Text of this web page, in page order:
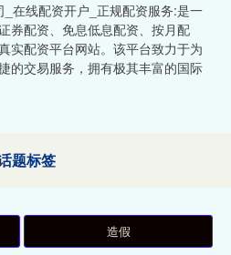
在线配资开户_正规配资服务:是一
券配资、免息低息配资、按月配
实配资平台网站。该平台致力于为
的交易服务，拥有极其丰富的国际
题标签
造假